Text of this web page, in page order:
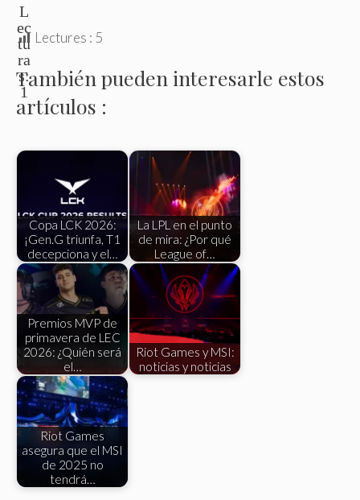
L
ec
tu
ra
s:
1
Lectures : 5
También pueden interesarle estos
artículos :
Copa LCK 2026:
¡Gen.G triunfa, T1
decepciona y el…
La LPL en el punto
de mira: ¿Por qué
League of…
Premios MVP de
primavera de LEC
2026: ¿Quién será
el…
Riot Games y MSI:
noticias y noticias
Riot Games
asegura que el MSI
de 2025 no
tendrá…